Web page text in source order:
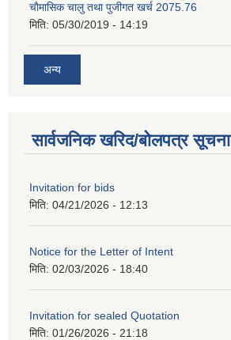
चाैमासिक चालु तथा पुजीगत खर्च 2075.76
मिति: 05/30/2019 - 14:19
अन्य
सार्वजनिक खरिद/बोलपत्र सूचना
Invitation for bids
मिति: 04/21/2026 - 12:13
Notice for the Letter of Intent
मिति: 02/03/2026 - 18:40
Invitation for sealed Quotation
मिति: 01/26/2026 - 21:18